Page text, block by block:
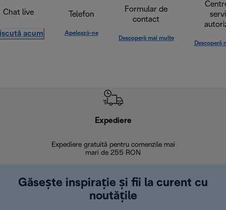
Chat live
acum
Telefon
Apelează-ne
Formular de
contact
Descoperă mai multe
Descoperă
Expediere
Expediere gratuită pentru comenzile mai
mari de 255 RON
Găsește inspirație și fii la curent cu
noutățile